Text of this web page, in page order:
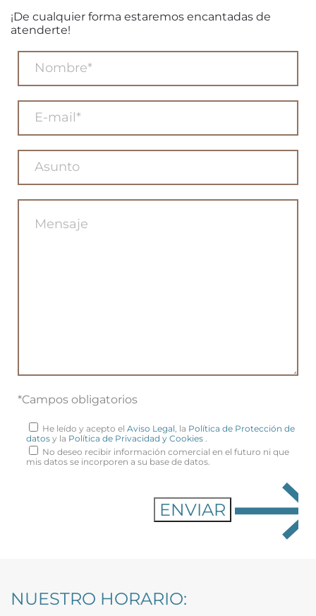
¡De cualquier forma estaremos encantadas de
atenderte!
*Campos obligatorios
He leído y acepto el Aviso Legal, la Política de Protección de
datos y la Política de Privacidad y Cookies .
No deseo recibir información comercial en el futuro ni que
mis datos se incorporen a su base de datos.
NUESTRO HORARIO: